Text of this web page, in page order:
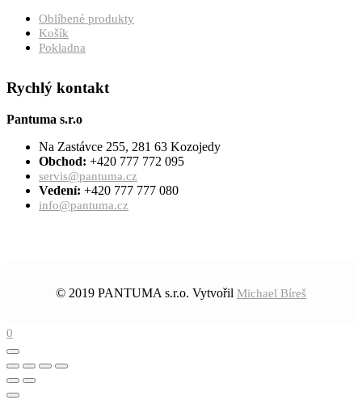
Oblíbené produkty
Košík
Pokladna
Rychlý kontakt
Pantuma s.r.o
Na Zastávce 255, 281 63 Kozojedy
Obchod: +420 777 772 095
servis@pantuma.cz
Vedení: +420 777 777 080
info@pantuma.cz
© 2019 PANTUMA s.r.o. Vytvořil Michael Bíreš
0